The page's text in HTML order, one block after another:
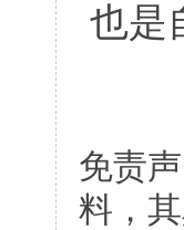
也是
免责
料，